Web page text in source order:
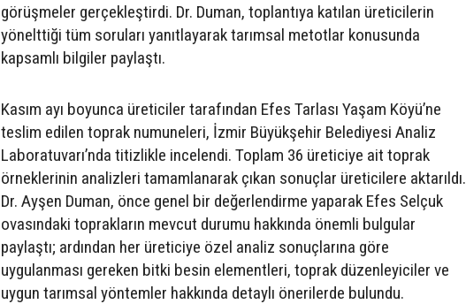
görüşmeler gerçekleştirdi. Dr. Duman, toplantıya katılan üreticilerin
yönelttiği tüm soruları yanıtlayarak tarımsal metotlar konusunda
kapsamlı bilgiler paylaştı.
Kasım ayı boyunca üreticiler tarafından Efes Tarlası Yaşam Köyü’ne
teslim edilen toprak numuneleri, İzmir Büyükşehir Belediyesi Analiz
Laboratuvarı’nda titizlikle incelendi. Toplam 36 üreticiye ait toprak
örneklerinin analizleri tamamlanarak çıkan sonuçlar üreticilere aktarıldı.
Dr. Ayşen Duman, önce genel bir değerlendirme yaparak Efes Selçuk
ovasındaki toprakların mevcut durumu hakkında önemli bulgular
paylaştı; ardından her üreticiye özel analiz sonuçlarına göre
uygulanması gereken bitki besin elementleri, toprak düzenleyiciler ve
uygun tarımsal yöntemler hakkında detaylı önerilerde bulundu.